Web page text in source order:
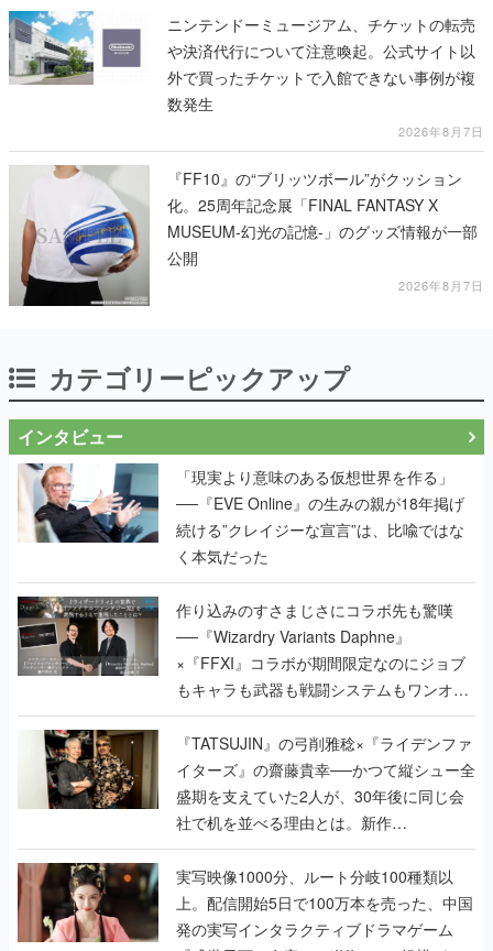
ニンテンドーミュージアム、チケットの転売
や決済代行について注意喚起。公式サイト以
外で買ったチケットで入館できない事例が複
数発生
2026年8月7日
『FF10』の“ブリッツボール”がクッション
化。25周年記念展「FINAL FANTASY X
MUSEUM-幻光の記憶-」のグッズ情報が一部
公開
2026年8月7日
カテゴリーピックアップ
インタビュー
「現実より意味のある仮想世界を作る」
──『EVE Online』の生みの親が18年掲げ
続ける”クレイジーな宣言”は、比喩ではな
く本気だった
作り込みのすさまじさにコラボ先も驚嘆
──『Wizardry Variants Daphne』
×『FFXI』コラボが期間限定なのにジョブ
もキャラも武器も戦闘システムもワンオフ
で作り込まれた理由を両ディレクターに聞
く
『TATSUJIN』の弓削雅稔×『ライデンファ
イターズ』の齋藤貴幸──かつて縦シュー全
盛期を支えていた2人が、30年後に同じ会
社で机を並べる理由とは。新作
『TATSUJIN EXTREME』で初タッグを組
んだレジェンド2人に訊く開発秘話
実写映像1000分、ルート分岐100種類以
上。配信開始5日で100万本を売った、中国
発の実写インタラクティブドラマゲーム